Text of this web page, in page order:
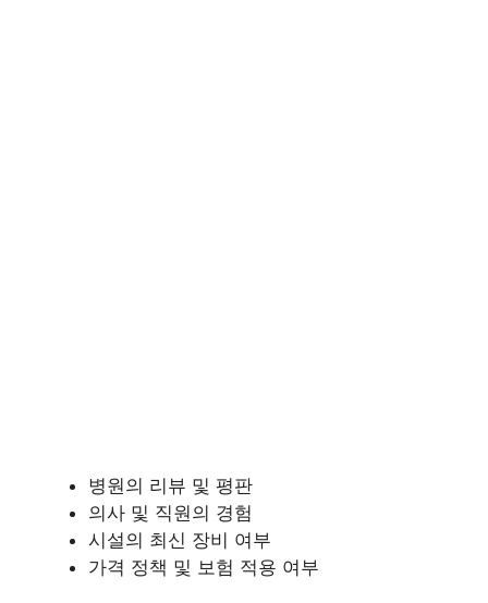
병원의 리뷰 및 평판
의사 및 직원의 경험
시설의 최신 장비 여부
가격 정책 및 보험 적용 여부